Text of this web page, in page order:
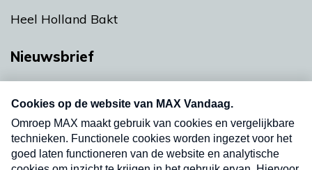
Heel Holland Bakt
Nieuwsbrief
nieuwsbrief. Elke vrijdag- en dinsdagochtend in
uw mailbox.
Verzend